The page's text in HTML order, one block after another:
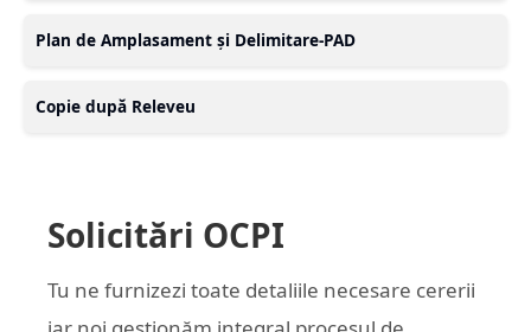
Plan de Amplasament și Delimitare-PAD
Copie după Releveu
Solicitări OCPI
Tu ne furnizezi toate detaliile necesare cererii